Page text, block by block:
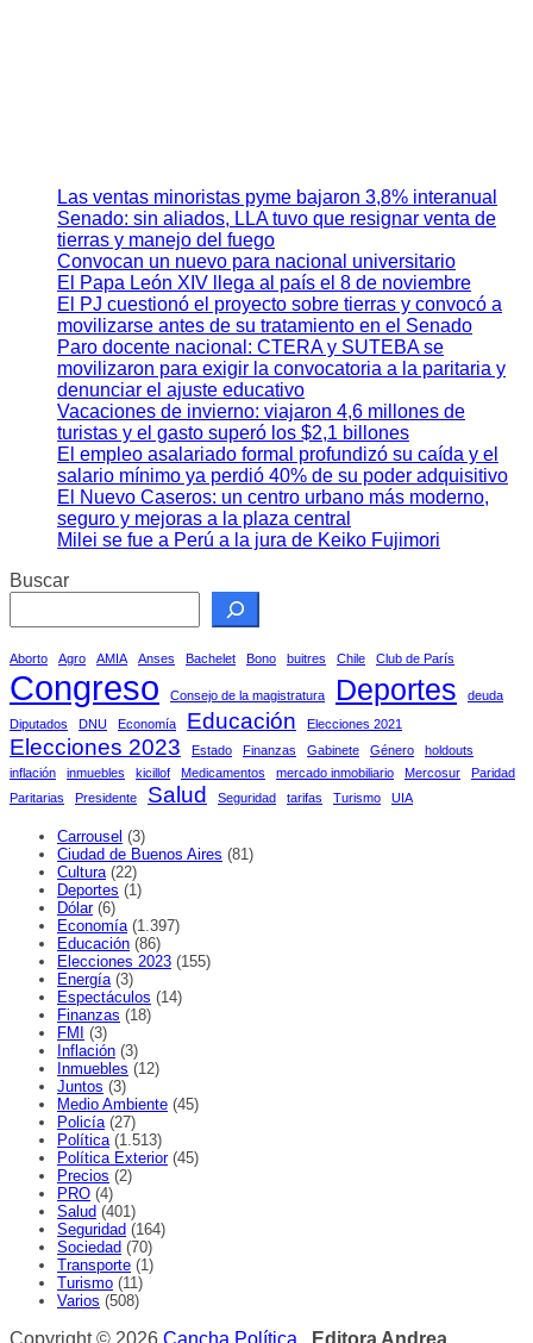
Las ventas minoristas pyme bajaron 3,8% interanual
Senado: sin aliados, LLA tuvo que resignar venta de
tierras y manejo del fuego
Convocan un nuevo para nacional universitario
El Papa León XIV llega al país el 8 de noviembre
El PJ cuestionó el proyecto sobre tierras y convocó a
movilizarse antes de su tratamiento en el Senado
Paro docente nacional: CTERA y SUTEBA se
movilizaron para exigir la convocatoria a la paritaria y
denunciar el ajuste educativo
Vacaciones de invierno: viajaron 4,6 millones de
turistas y el gasto superó los $2,1 billones
El empleo asalariado formal profundizó su caída y el
salario mínimo ya perdió 40% de su poder adquisitivo
El Nuevo Caseros: un centro urbano más moderno,
seguro y mejoras a la plaza central
Milei se fue a Perú a la jura de Keiko Fujimori
Buscar
Aborto Agro AMIA Anses Bachelet Bono buitres Chile Club de París
Congreso Consejo de la magistratura Deportes
deuda
Diputados
DNU Economía Educación Elecciones 2021
Elecciones 2023 Estado Finanzas Gabinete Género
holdouts
inflación
inmuebles kicillof Medicamentos mercado inmobiliario Mercosur
Paridad
Paritarias
Presidente Salud Seguridad tarifas Turismo UIA
Carrousel (3)
Ciudad de Buenos Aires (81)
Cultura (22)
Deportes (1)
Dólar(6)
Economía (1.397)
Educación (86)
Elecciones 2023 (155)
Energía (3)
Espectáculos (14)
Finanzas (18)
FMI
(3)
Inflación (3)
Inmuebles (12)
Juntos (3)
Medio Ambiente (45)
Policía (27)
Política (1.513)
Política Exterior(45)
Precios (2)
PRO (4)
Salud (401)
Seguridad (164)
Sociedad (70)
Transporte (1)
Turismo (11)
Varios (508)
Copyright © 2026 Cancha Política Editora Andrea